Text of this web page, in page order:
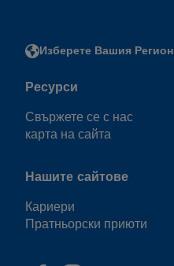
Изберете Вашия Регион
Ресурси
Свържете се с нас
карта на сайта
Нашите сайтове
Кариери
Пратньорски приюти